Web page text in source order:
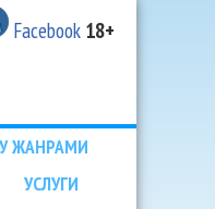
Facebook 18+
ЖАНРАМИ
УСЛУГИ